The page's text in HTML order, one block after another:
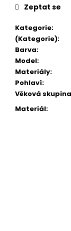
Kategorie:
(Kategorie):
Barva:
Model:
Materiály:
Pohlaví:
Věková skupina
Materiál:
Zeptat se